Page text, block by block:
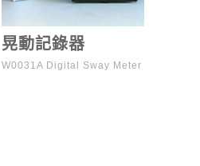
晃動記錄器
W0031A Digital Sway Meter